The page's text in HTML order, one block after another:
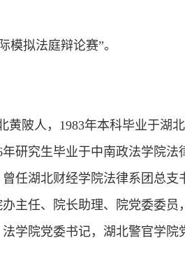
模拟法庭辩论赛”。
黄陂人，1983年本科毕业于湖
研究生毕业于中南政法学院
任湖北财经学院法律系团总支
主任、院长助理、院党委委员
学院党委书记，湖北警官学院